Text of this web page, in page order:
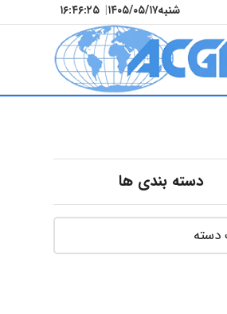
شنبه۱۴۰۵/۰۵/۱۷| ۱۶:۴۶:۲۶
دسته بندی ها